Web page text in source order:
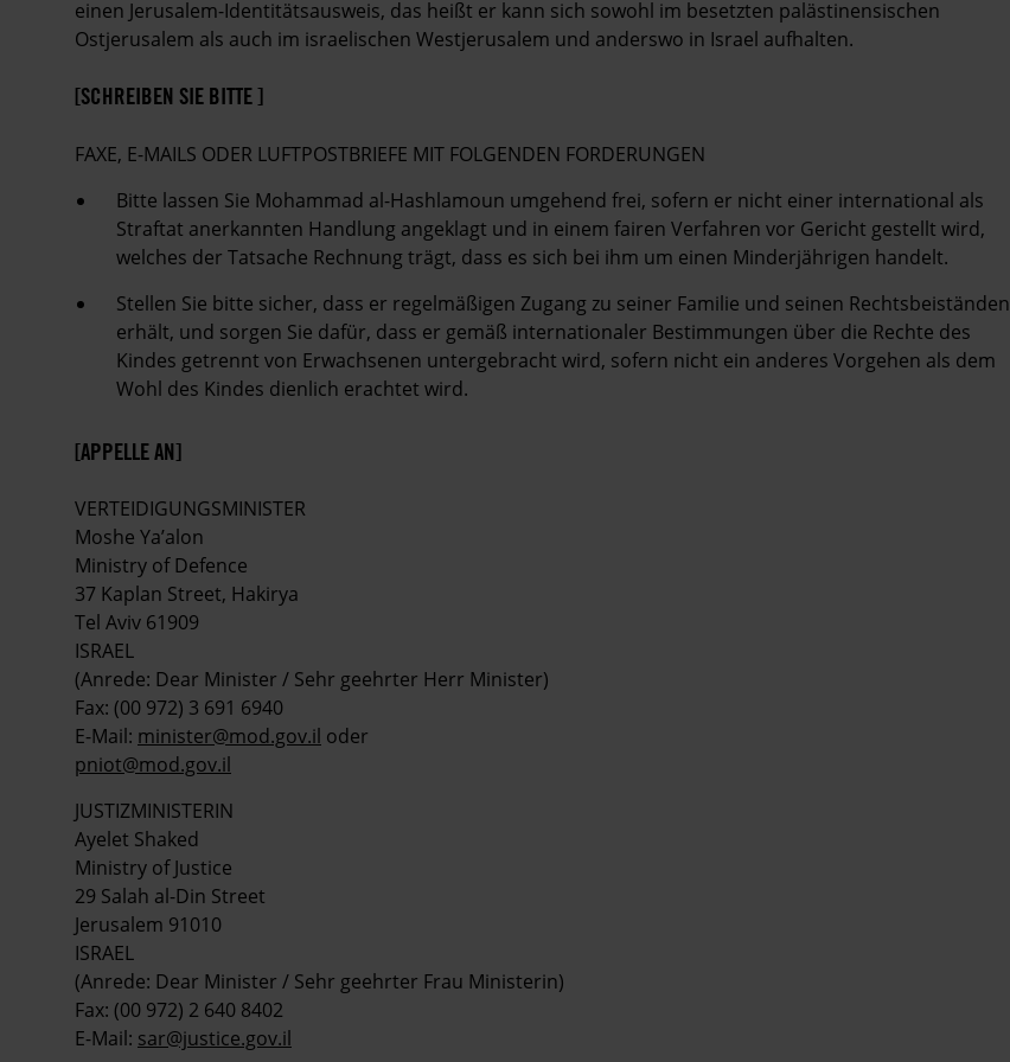
einen Jerusalem-Identitätsausweis, das heißt er kann sich sowohl im besetzten palästinensischen
Ostjerusalem als auch im israelischen Westjerusalem und anderswo in Israel aufhalten.
[SCHREIBEN SIE BITTE ]
FAXE, E-MAILS ODER LUFTPOSTBRIEFE MIT FOLGENDEN FORDERUNGEN
Bitte lassen Sie Mohammad al-Hashlamoun umgehend frei, sofern er nicht einer international als
Straftat anerkannten Handlung angeklagt und in einem fairen Verfahren vor Gericht gestellt wird,
welches der Tatsache Rechnung trägt, dass es sich bei ihm um einen Minderjährigen handelt.
Stellen Sie bitte sicher, dass er regelmäßigen Zugang zu seiner Familie und seinen Rechtsbeiständen
erhält, und sorgen Sie dafür, dass er gemäß internationaler Bestimmungen über die Rechte des
Kindes getrennt von Erwachsenen untergebracht wird, sofern nicht ein anderes Vorgehen als dem
Wohl des Kindes dienlich erachtet wird.
[APPELLE AN]
VERTEIDIGUNGSMINISTER
Moshe Ya’alon
Ministry of Defence
37 Kaplan Street, Hakirya
Tel Aviv 61909
ISRAEL
(Anrede: Dear Minister / Sehr geehrter Herr Minister)
Fax: (00 972) 3 691 6940
E-Mail: minister@mod.gov.il oder
pniot@mod.gov.il
JUSTIZMINISTERIN
Ayelet Shaked
Ministry of Justice
29 Salah al-Din Street
Jerusalem 91010
ISRAEL
(Anrede: Dear Minister / Sehr geehrter Frau Ministerin)
Fax: (00 972) 2 640 8402
E-Mail: sar@justice.gov.il